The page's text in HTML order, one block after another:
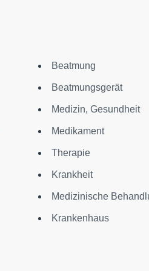
Beatmung
Beatmungsgerät
Medizin, Gesundheit
Medikament
Therapie
Krankheit
Medizinische
Krankenhaus